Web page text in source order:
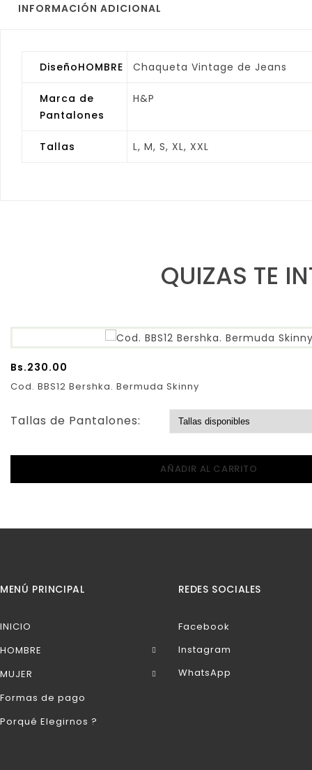
INFORMACIÓN ADICIONAL
DiseñoHOMBRE Chaqueta Vintage de Jeans
Marca de
Pantalones
H&P
Tallas L, M, S, XL, XXL
QUIZAS TE
Bs.230.00
Cod. BBS12 Bershka. Bermuda Skinny
Tallas de Pantalones:
AÑADIR AL CARRITO
MENÚ PRINCIPAL
INICIO
HOMBRE
MUJER
Formas de pago
Porqué Elegirnos ?
REDES SOCIALES
Facebook
Instagram
WhatsApp